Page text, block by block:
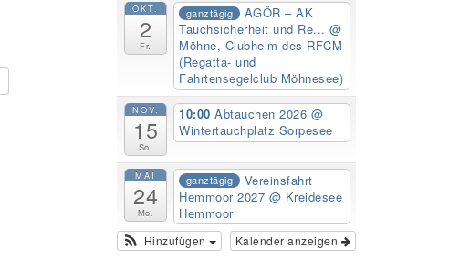
OKT.
2
Fr.
ganztägig
AGÖR – AK
Tauchsicherheit und Re...@
Möhne, Clubheim des RFCM
(Regatta- und
Fahrtensegelclub Möhnesee)
NOV.
15
So.
10:00Abtauchen 2026 @
Wintertauchplatz Sorpesee
MAI
24
Mo.
ganztägig
Vereinsfahrt
Hemmoor 2027 @ Kreidesee
Hemmoor
Kalender anzeigen
Hinzufügen